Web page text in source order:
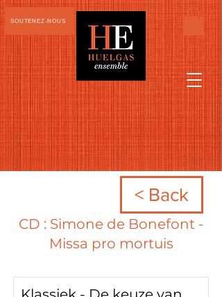
SOUTENEZ-NOUS
< Back
CD : Simone de Bonefont -
Missa pro mortuis